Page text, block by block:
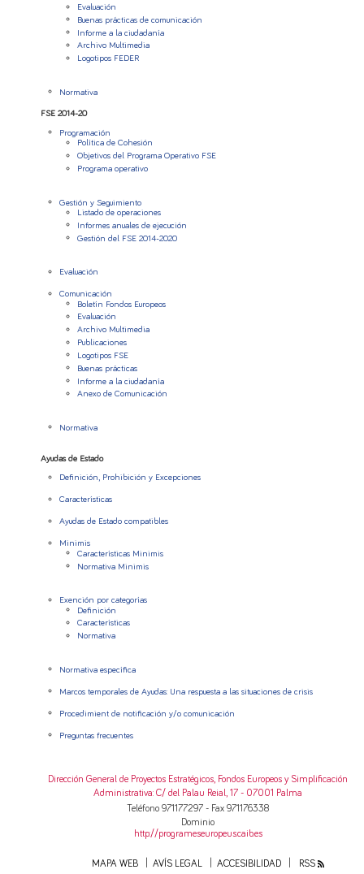
Evaluación
Buenas prácticas de comunicación
Informe a la ciudadanía
Archivo Multimedia
Logotipos FEDER
Normativa
FSE 2014-20
Programación
Política de Cohesión
Objetivos del Programa Operativo FSE
Programa operativo
Gestión y Seguimiento
Listado de operaciones
Informes anuales de ejecución
Gestión del FSE 2014-2020
Evaluación
Comunicación
Boletín Fondos Europeos
Evaluación
Archivo Multimedia
Publicaciones
Logotipos FSE
Buenas prácticas
Informe a la ciudadanía
Anexo de Comunicación
Normativa
Ayudas de Estado
Definición, Prohibición y Excepciones
Características
Ayudas de Estado compatibles
Minimis
Características Minimis
Normativa Minimis
Exención por categorías
Definición
Características
Normativa
Normativa específica
Marcos temporales de Ayudas: Una respuesta a las situaciones de crisis
Procedimient de notificación y/o comunicación
Preguntas frecuentes
Dirección General de Proyectos Estratégicos, Fondos Europeos y Simplificación
Administrativa: C/ del Palau Reial, 17 - 07001 Palma
Teléfono 971177297 - Fax 971176338
Dominio
http://programeseuropeus.caib.es
MAPA WEB AVÍS LEGAL ACCESIBILIDAD RSS